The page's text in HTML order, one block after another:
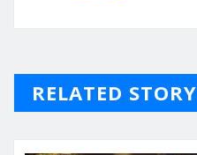
RELATED STORY